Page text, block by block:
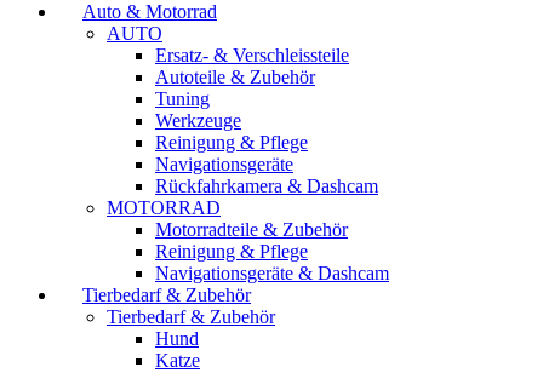
Auto & Motorrad
AUTO
Ersatz- & Verschleissteile
Autoteile & Zubehör
Tuning
Werkzeuge
Reinigung & Pflege
Navigationsgeräte
Rückfahrkamera & Dashcam
MOTORRAD
Motorradteile & Zubehör
Reinigung & Pflege
Navigationsgeräte & Dashcam
Tierbedarf & Zubehör
Tierbedarf & Zubehör
Hund
Katze